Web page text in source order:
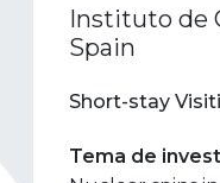
Instituto de
Spain
Short-stay
Tema de